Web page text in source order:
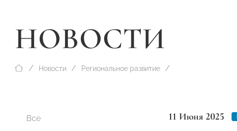
НОВОСТИ
Новости Региональное развитие
Все
11 Июня 2025